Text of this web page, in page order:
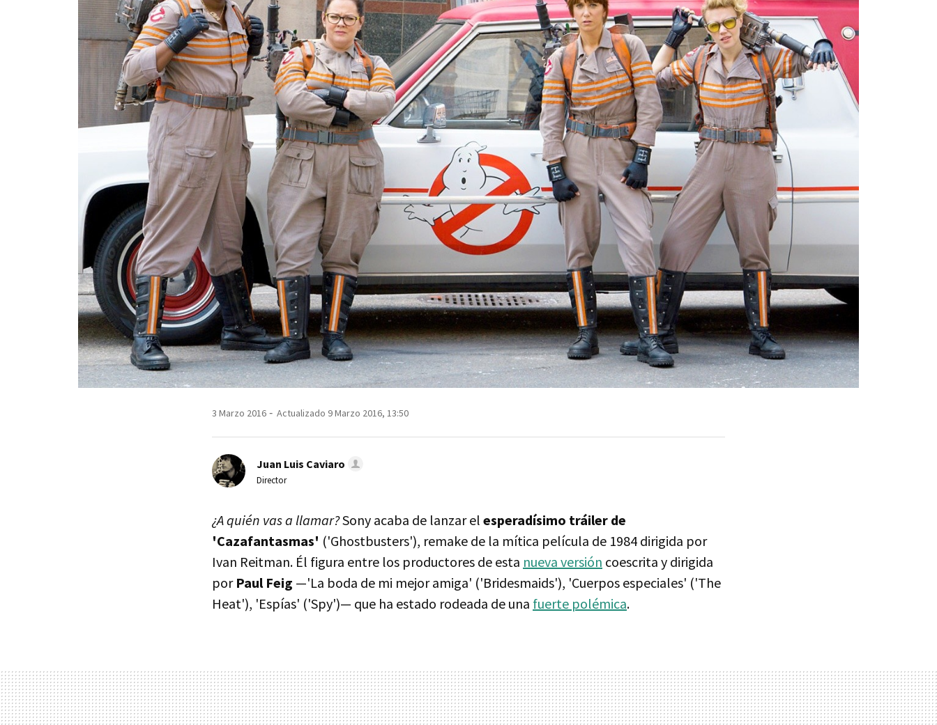
3 Marzo 2016 Actualizado 9 Marzo 2016, 13:50
Juan Luis Caviaro
Director
¿A quién vas a llamar?Sony acaba de lanzar el esperadísimo tráiler de
'Cazafantasmas' ('Ghostbusters'), remake de la mítica película de 1984 dirigida por
Ivan Reitman. Él figura entre los productores de esta nueva versión coescrita y dirigida
por Paul Feig —'La boda de mi mejor amiga' ('Bridesmaids'), 'Cuerpos especiales' ('The
Heat'), 'Espías' ('Spy')— que ha estado rodeada de una fuerte polémica.